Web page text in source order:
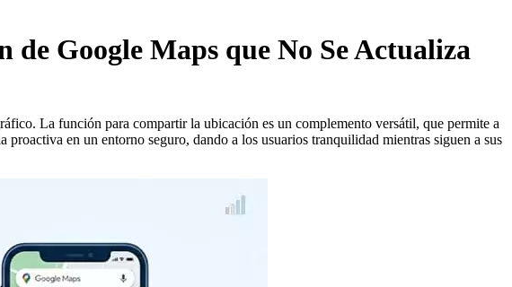
Google Maps que No Se Actualiza
La función para compartir la ubicación es un complemento versátil, que permite a
en un entorno seguro, dando a los usuarios tranquilidad mientras siguen a sus